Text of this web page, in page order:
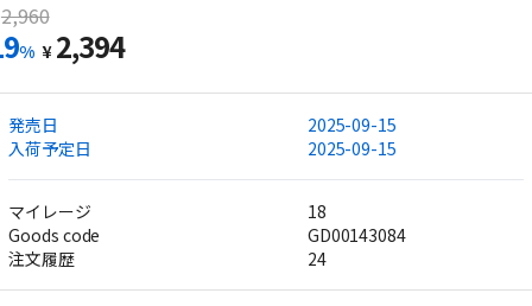
2,960
% ¥ 2,394
発売日
2025-09-15
入荷予定日
2025-09-15
マイレージ
18
Goods code
GD00143084
注文履歴
24